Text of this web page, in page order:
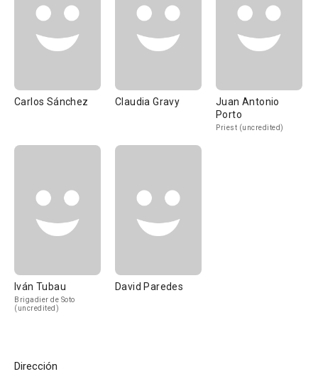
Carlos Sánchez Claudia Gravy
Juan Antonio
Porto
Priest (uncredited)
Iván Tubau
Brigadier de Soto
(uncredited)
David Paredes
Dirección